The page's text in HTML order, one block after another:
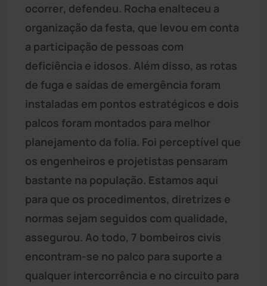
ocorrer, defendeu. Rocha enalteceu a
organização da festa, que levou em conta
a participação de pessoas com
deficiência e idosos. Além disso, as rotas
de fuga e saídas de emergência foram
instaladas em pontos estratégicos e dois
palcos foram montados para melhor
planejamento da folia. Foi perceptível que
os engenheiros e projetistas pensaram
bastante na população. Estamos aqui
para que os procedimentos, diretrizes e
normas sejam seguidos com qualidade,
assegurou. Ao todo, 7 bombeiros civis
encontram-se no palco para suporte a
qualquer intercorrência e no circuito para